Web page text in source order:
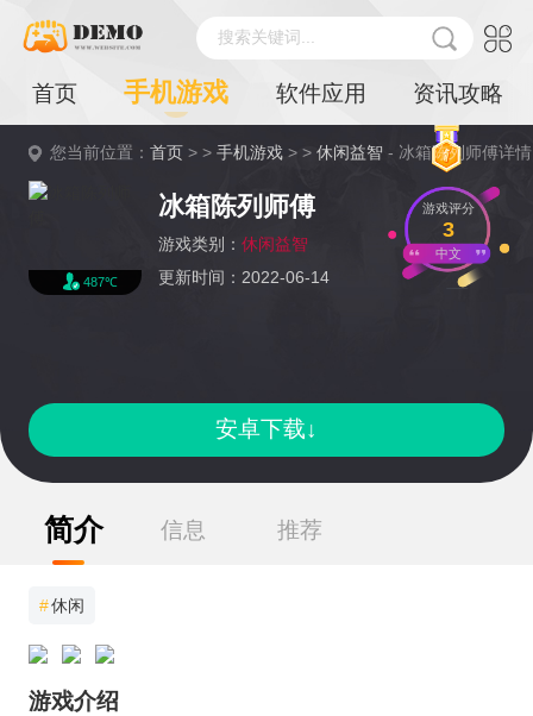
搜索关键词...
首页 手机游戏 软件应用 资讯攻略
您当前位置：首页 > >手机游戏 > >休闲益智 - 冰箱陈列师傅详情
487℃
冰箱陈列师傅
游戏类别： 休闲益智
更新时间：2022-06-14
游戏评分
3
中文
安卓下载↓
简介 信息 推荐
#休闲
游戏介绍